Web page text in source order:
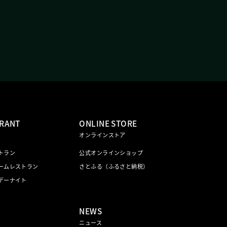
ラン
ムレストラン
ーナイト
ONLINE STORE
オンラインストア
公式オンラインショップ
さとふる（ふるさと納税）
NEWS
ニュース